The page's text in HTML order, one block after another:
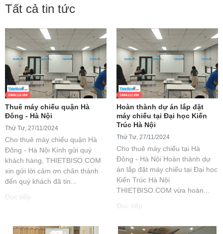
Tất cả tin tức
Thuê máy chiếu quận Hà
Đông - Hà Nội
Thứ Tư, 27/11/2024
Cho thuê máy chiếu quận Hà
Đông - Hà Nội Kính gửi quý
khách hàng, THIETBISO.COM
xin gửi lời cảm ơn chân thành
đến quý khách đã tin...
Đọc tiếp
Hoàn thành dự án lắp đặt
máy chiếu tại Đại học Kiến
Trúc Hà Nội
Thứ Tư, 27/11/2024
Cho thuê máy chiếu tại Hà
Đông - Hà Nội Hoàn thành dự
án lắp đặt máy chiếu tại Đại học
Kiến Trúc Hà Nội
THIETBISO.COM vừa hoàn...
Đọc tiếp